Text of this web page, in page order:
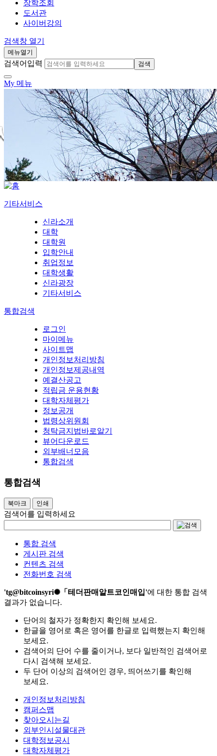
장학조회
도서관
사이버강의
검색창 열기
메뉴열기
검색어입력 검색
My 메뉴
기타서비스
신라소개
대학
대학원
입학안내
취업정보
대학생활
신라광장
기타서비스
통합검색
로그인
마이메뉴
사이트맵
개인정보처리방침
개인정보제공내역
예결산공고
적립금 운용현황
대학자체평가
정보공개
법령상위원회
청탁금지법바로알기
뷰어다운로드
외부배너모음
통합검색
통합검색
북마크 인쇄
검색어를 입력하세요
통합 검색
게시판 검색
컨텐츠 검색
전화번호 검색
'tg@bitcoinsyri✺「테더판매알트코인매입'에 대한 통합 검색
결과가 없습니다.
단어의 철자가 정확한지 확인해 보세요.
한글을 영어로 혹은 영어를 한글로 입력했는지 확인해
보세요.
검색어의 단어 수를 줄이거나, 보다 일반적인 검색어로
다시 검색해 보세요.
두 단어 이상의 검색어인 경우, 띄어쓰기를 확인해
보세요.
개인정보처리방침
캠퍼스맵
찾아오시는길
외부인시설물대관
대학정보공시
대학자체평가